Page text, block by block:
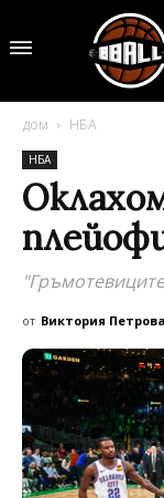
дом НБА
НБА
от Виктория Петрова